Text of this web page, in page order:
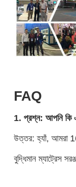
FAQ
1. প্রশ্ন: আপনি কি
উত্তর: হ্যাঁ, আমরা
বুদ্ধিমান ম্যাট্রেস